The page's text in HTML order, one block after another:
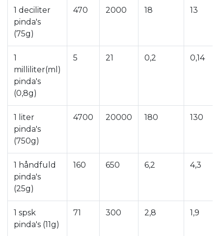
1 deciliter
pinda's
(75g)
470 2000 18 13
1
milliliter(ml)
pinda's
(0,8g)
5 21 0,2 0,14
1 liter
pinda's
(750g)
4700 20000 180 130
1 håndfuld
pinda's
(25g)
160 650 6,2 4,3
1 spsk
pinda's (11g)
71 300 2,8 1,9